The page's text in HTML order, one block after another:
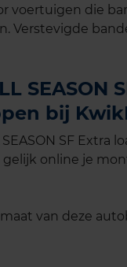
voertuigen die
Verstevigde
SEASON
bij
SF Extra
online je
van deze